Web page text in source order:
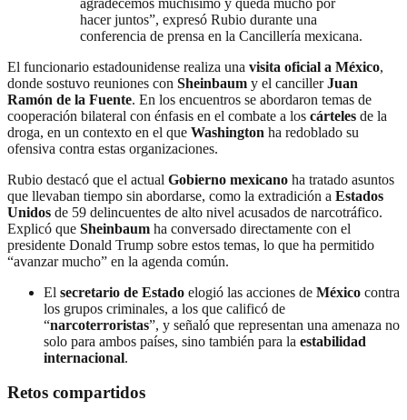
hacer juntos”, expresó Rubio durante una
conferencia de prensa en la Cancillería mexicana.
El funcionario estadounidense realiza una visita oficial a México,
donde sostuvo reuniones con Sheinbaum y el cancillerJuan
Ramón de la Fuente. En los encuentros se abordaron temas de
cooperación bilateral con énfasis en el combate a los cárteles de la
droga, en un contexto en el que Washington ha redoblado su
ofensiva contra estas organizaciones.
Rubio destacó que el actual Gobierno mexicano ha tratado asuntos
que llevaban tiempo sin abordarse, como la extradición a Estados
Unidos de 59 delincuentes de alto nivel acusados de narcotráfico.
Explicó que Sheinbaum ha conversado directamente con el
presidente Donald Trump sobre estos temas, lo que ha permitido
“avanzar mucho” en la agenda común.
El secretario de Estado elogió las acciones de México contra
los grupos criminales, a los que calificó de
“narcoterroristas”, y señaló que representan una amenaza no
solo para ambos países, sino también para la estabilidad
internacional.
Retos compartidos